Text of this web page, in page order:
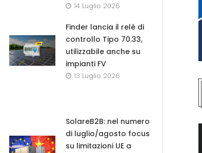
14 Luglio 2026
Finder lancia il relè di
controllo Tipo 70.33,
utilizzabile anche su
impianti FV
13 Luglio 2026
SolareB2B: nel numero
di luglio/agosto focus
su limitazioni UE a